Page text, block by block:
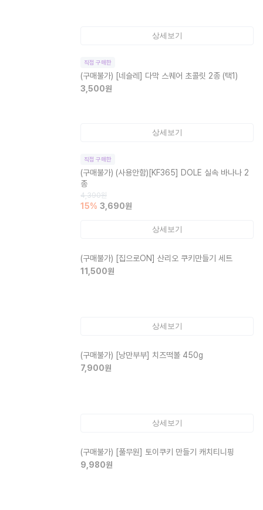
상세보기
직접 구매한
(구매불가) [네슬레] 다막 스퀘어 초콜릿 2종 (택1)
3,500원
상세보기
직접 구매한
(구매불가) (사용안함)[KF365] DOLE 실속 바나나 2
종
4,390원
15% 3,690원
상세보기
(구매불가) [집으로ON] 산리오 쿠키만들기 세트
11,500원
상세보기
(구매불가) [낭만부부] 치즈떡볼 450g
7,900원
상세보기
(구매불가) [풀무원] 토이쿠키 만들기 캐치티니핑
9,980원